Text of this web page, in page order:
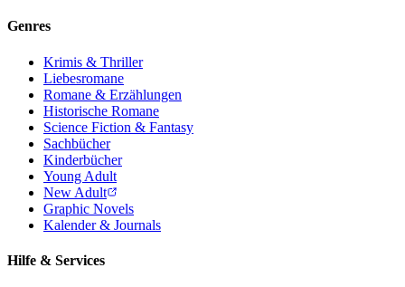
Genres
Krimis & Thriller
Liebesromane
Romane & Erzählungen
Historische Romane
Science Fiction & Fantasy
Sachbücher
Kinderbücher
Young Adult
New Adult
Graphic Novels
Kalender & Journals
Hilfe & Services